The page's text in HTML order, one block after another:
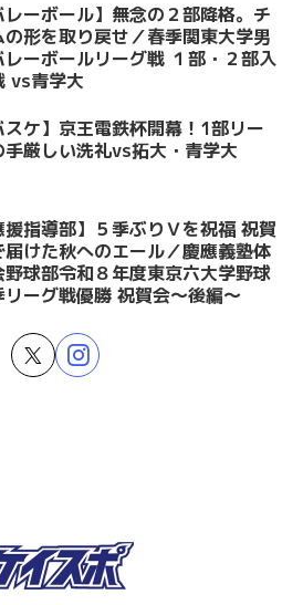
レーボール】無念の２部降格。チ
の形を取り戻せ／春季関東大学男
レーボールリーグ戦 １部・２部入
vs青学大
スケ】京王電鉄杯開幕！1部リー
手厳しい洗礼vs拓大・青学大
援指導部】５季ぶりＶを祝福 祝賀
届けた秋へのエール／慶應義塾体
野球部令和８年度東京六大学野球
リーグ戦優勝 祝賀会～後編～